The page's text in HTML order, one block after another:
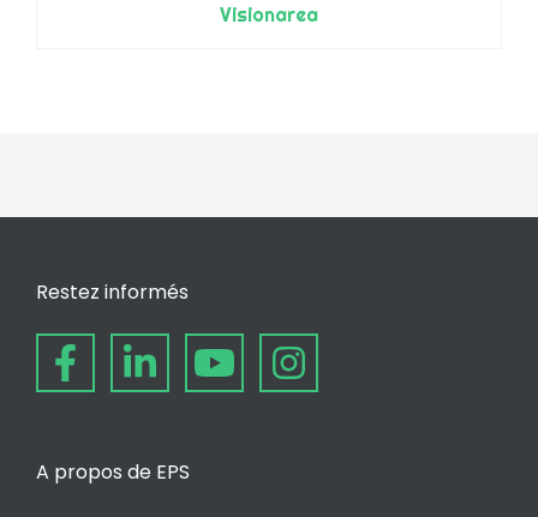
Visionarea
Restez informés
A propos de EPS